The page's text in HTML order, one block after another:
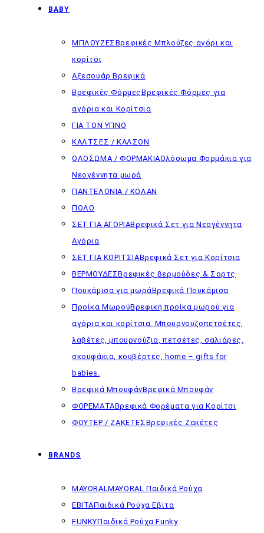
BABY
ΜΠΛΟΥΖΕΣΒρεφικές Μπλούζες αγόρι και
κορίτσι
Αξεσουάρ Βρεφικά
Βρεφικές ΦόρμεςΒρεφικές Φόρμες για
αγόρια και Κορίτσια
ΓΙΑ ΤΟΝ ΥΠΝΟ
ΚΑΛΤΣΕΣ / ΚΑΛΣΟΝ
ΟΛΟΣΩΜΑ / ΦΟΡΜΑΚΙΑΟλόσωμα Φορμάκια για
Νεογέννητα μωρά
ΠΑΝΤΕΛΟΝΙΑ / ΚΟΛΑΝ
ΠΟΛΟ
ΣΕΤ ΓΙΑ ΑΓΟΡΙΑΒρεφικά Σετ για Νεογέννητα
Αγόρια
ΣΕΤ ΓΙΑ ΚΟΡΙΤΣΙΑΒρεφικά Σετ για Κορίτσια
ΒΕΡΜΟΥΔΕΣΒρεφικές βερμούδες & Σορτς
Πουκάμισα για μωράΒρεφικά Πουκάμισα
Προίκα ΜωρούΒρεφική προίκα μωρού για
αγόρια και κορίτσια. Μπουρνουζοπετσέτες,
λαβέτες, μπουρνούζια, πετσέτες, σαλιάρες,
σκουφάκια, κουβέρτες, home – gifts for
babies.
Βρεφικά ΜπουφάνΒρεφικά Μπουφάν
ΦΟΡΕΜΑΤΑΒρεφικά Φορέματα για Κορίτσι
ΦΟΥΤΕΡ / ΖΑΚΕΤΕΣΒρεφικές Ζακέτες
BRANDS
MAYORALMAYORAL Παιδικά Ρούχα
EBITAΠαιδικά Ρούχα Εβίτα
FUNKYΠαιδικά Ρούχα Funky